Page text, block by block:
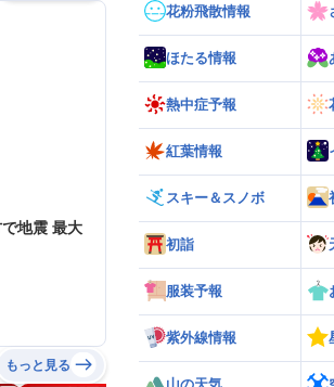
地震 最大
もっと見る
花粉飛散情報
ほたる情報
熱中症予報
紅葉情報
スキー＆スノボ
初詣
服装予報
紫外線情報